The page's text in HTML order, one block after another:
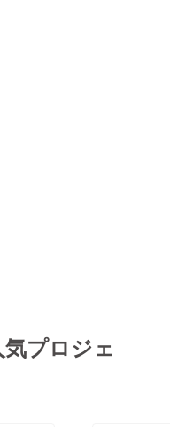
プロジェ